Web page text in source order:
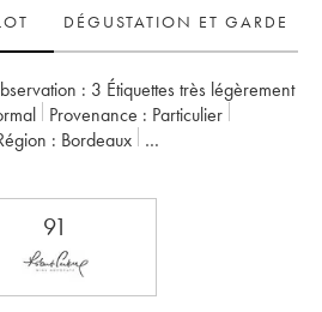
DÉGUSTATION ET GARDE
: 3 Étiquettes très légèrement
Provenance : particulier
Région :
Bordeaux
91